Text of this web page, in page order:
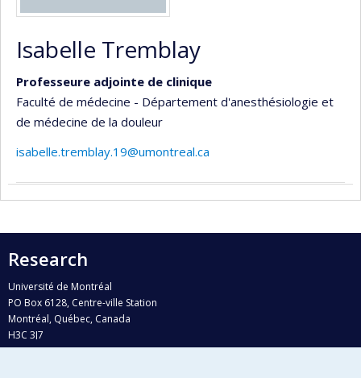
Isabelle Tremblay
Professeure adjointe de clinique
Faculté de médecine - Département d'anesthésiologie et
de médecine de la douleur
isabelle.tremblay.19@umontreal.ca
Research
Université de Montréal
PO Box 6128, Centre-ville Station
Montréal, Québec, Canada
H3C 3J7